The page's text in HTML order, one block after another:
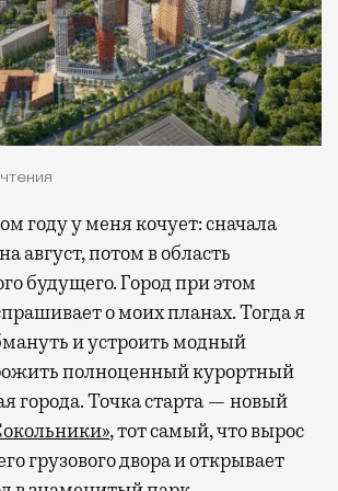
август, потом в область
будущего. Город при этом
о моих планах. Тогда я
и устроить модный
полноценный курортный
города. Точка старта — новый
, тот самый, что вырос
грузового двора и открывает